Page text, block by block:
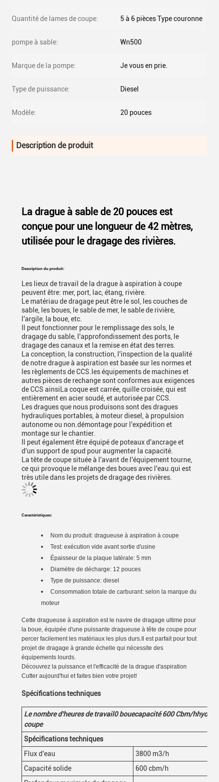
Quantité de lames de coupe: 5 à 6 pièces Type couronne
pompe à sable: Wn500
Marque de la pompe: Je vous en prie.
Type de puissance: Diesel
Modèle: 20 pouces
Description de produit
La drague à sable de 20 pouces est
conçue pour une longueur de 42 mètres,
utilisée pour le dragage des rivières.
Description du produit:
Les lieux de travail de la drague à aspiration à coupe
peuvent être: mer, port, lac, étang, rivière.
Le matériau de dragage peut être le sol, les couches de
sable, les boues, le sable de mer, le sable de rivière,
l'argile, la boue, etc.
Il peut fonctionner pour le remplissage des sols, le
dragage du sable, l'approfondissement des ports, le
dragage des canaux et la remise en état des terres.
La conception, la construction, l'inspection de la qualité
de notre drague à aspiration est basée sur les normes et
les règlements de CCS.les équipements de machines et
autres pièces de rechange sont conformes aux exigences
de CCS ainsiLa coque est carrée, quille croisée, qui est
entièrement en acier soudé, et autorisée par CCS.
Les dragues que nous produisons sont des dragues
hydrauliques portables, à moteur diesel, à propulsion
autonome ou non.démontage pour l'expédition et
montage sur le chantier.
Il peut également être équipé de poteaux d'ancrage et
d'un support de spud pour augmenter la capacité.
La tête de coupe située à l'avant de l'équipement tourne,
ce qui provoque le mélange des boues avec l'eau.qui est
très utile dans les projets de dragage des rivières.
Caractéristiques:
Nom du produit: dragueuse à aspiration à coupe
Test: exécution vide avant sortie d'usine
Épaisseur de la plaque latérale: 5 mm
Diamètre de décharge: 12 pouces
Type de puissance: diesel
Consommation totale de carburant: selon la marque du
moteur
Cette dragueuse à aspiration est le navire de dragage ultime pour
la boue, équipée d'une puissante dragueuse à tête de coupe pour
percer facilement les matériaux les plus durs.Il est parfait pour tout
projet de dragage à grande échelle qui nécessite des
équipements lourds.
Découvrez la puissance et l'efficacité de la drague d'aspiration
Cutter aujourd'hui et faites bien votre projet!
Spécifications techniques
Le nombre d'heures de travail0 bouecapacité 600 Cbm/h
coupe
Spécifications techniques
Flux d'eau
3800 m3/h
Capacité solide
600 cbm/h